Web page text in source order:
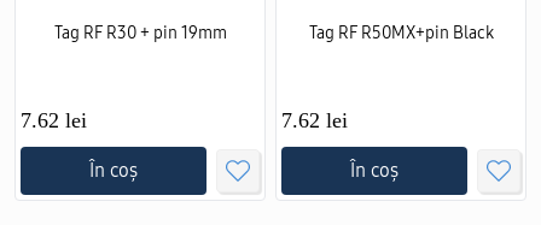
Tag RF R30 + pin 19mm
7.62 lei
În coș
Tag RF R50MX+pin Black
7.62 lei
În coș